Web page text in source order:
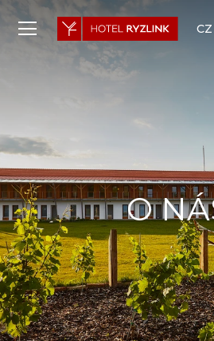
CZ
O